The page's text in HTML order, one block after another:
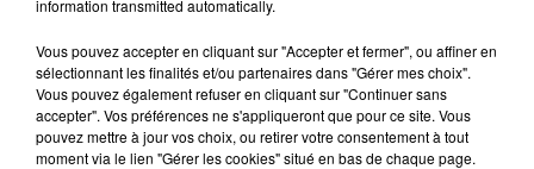
podcasts/2023/01/LES-2-OREILLES-DE-LA-TETE-
Starmania.mp3
information transmitted automatically.
Vous pouvez accepter en cliquant sur "Accepter et fermer", ou affiner en
sélectionnant les finalités et/ou partenaires dans "Gérer mes choix".
Vous pouvez également refuser en cliquant sur "Continuer sans
accepter". Vos préférences ne s'appliqueront que pour ce site. Vous
pouvez mettre à jour vos choix, ou retirer votre consentement à tout
moment via le lien "Gérer les cookies" situé en bas de chaque page.